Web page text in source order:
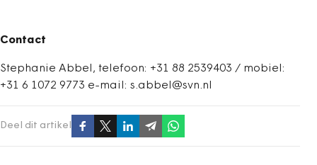
Contact
Stephanie Abbel, telefoon: +31 88 2539403 / mobiel:
+31 6 1072 9773 e-mail: s.abbel@svn.nl
Deel dit artikel